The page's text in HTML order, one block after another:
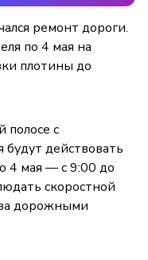
ремонт дороги.
по 4 мая на
плотины до
с
действовать
4 мая — с 9:00 до
скоростной
дорожными